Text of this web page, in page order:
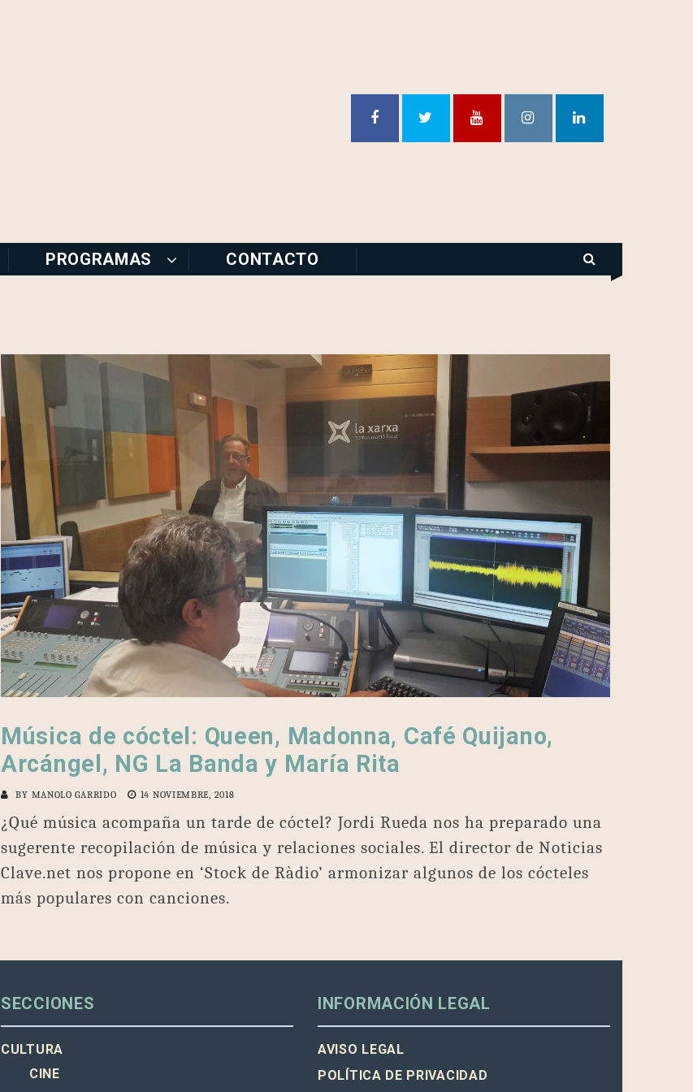
PROGRAMAS CONTACTO
Música de cóctel: Queen, Madonna, Café Quijano,
Arcángel, NG La Banda y María Rita
BY MANOLO GARRIDO 14 NOVIEMBRE, 2018
¿Qué música acompaña un tarde de cóctel? Jordi Rueda nos ha preparado una
sugerente recopilación de música y relaciones sociales. El director de Noticias
Clave.net nos propone en ‘Stock de Ràdio’ armonizar algunos de los cócteles
más populares con canciones.
SECCIONES
CULTURA
CINE
INFORMACIÓN LEGAL
AVISO LEGAL
POLÍTICA DE PRIVACIDAD